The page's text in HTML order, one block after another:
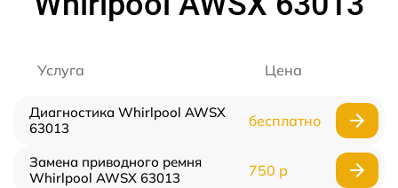
Услуга Цена
Диагностика Whirlpool AWSX
63013
бесплатно
Замена приводного ремня
Whirlpool AWSX 63013
750 р